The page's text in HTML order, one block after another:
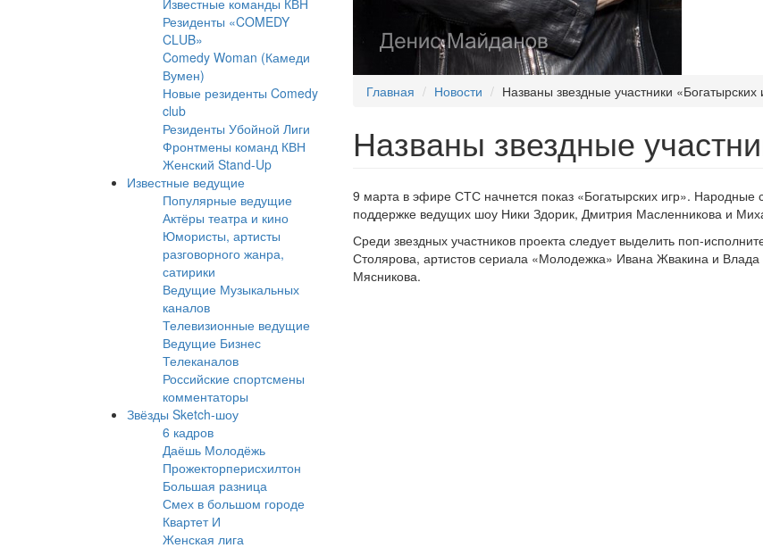
Известные команды КВН
Резиденты «COMEDY
CLUB»
Comedy Woman (Камеди
Вумен)
Новые резиденты Comedy
club
Резиденты Убойной Лиги
Фронтмены команд КВН
Женский Stand-Up
Известные ведущие
Популярные ведущие
Актёры театра и кино
Юмористы, артисты
разговорного жанра,
сатирики
Ведущие Музыкальных
каналов
Телевизионные ведущие
Ведущие Бизнес
Телеканалов
Российские спортсмены
комментаторы
Звёзды Sketch-шоу
6 кадров
Даёшь Молодёжь
Прожекторперисхилтон
Большая разница
Смех в большом городе
Квартет И
Женская лига
Главная Новости Названы звездные участники «Богатырских
Названы звездные
9 марта в эфире СТС начнется показ «Богатырских игр». Народные
поддержке ведущих шоу Ники Здорик, Дмитрия Масленникова и
Среди звездных участников проекта следует выделить поп-
Столярова, артистов сериала «Молодежка» Ивана Жвакина и Влада
Мясникова.